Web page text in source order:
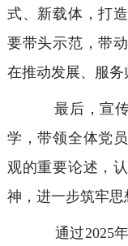
式、新载体，打
要带头示范，带
在推动发展、服务
最后，宣传
学，带领全体党
观的重要论述，
神，进一步筑牢思
通过2025